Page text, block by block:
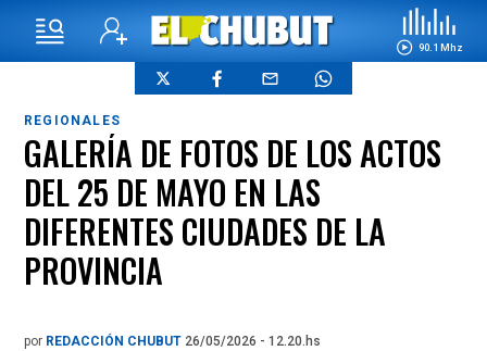
90.1 Mhz
REGIONALES
GALERÍA DE FOTOS DE LOS ACTOS
DEL 25 DE MAYO EN LAS
DIFERENTES CIUDADES DE LA
PROVINCIA
por REDACCIÓN CHUBUT 26/05/2026 - 12.20.hs